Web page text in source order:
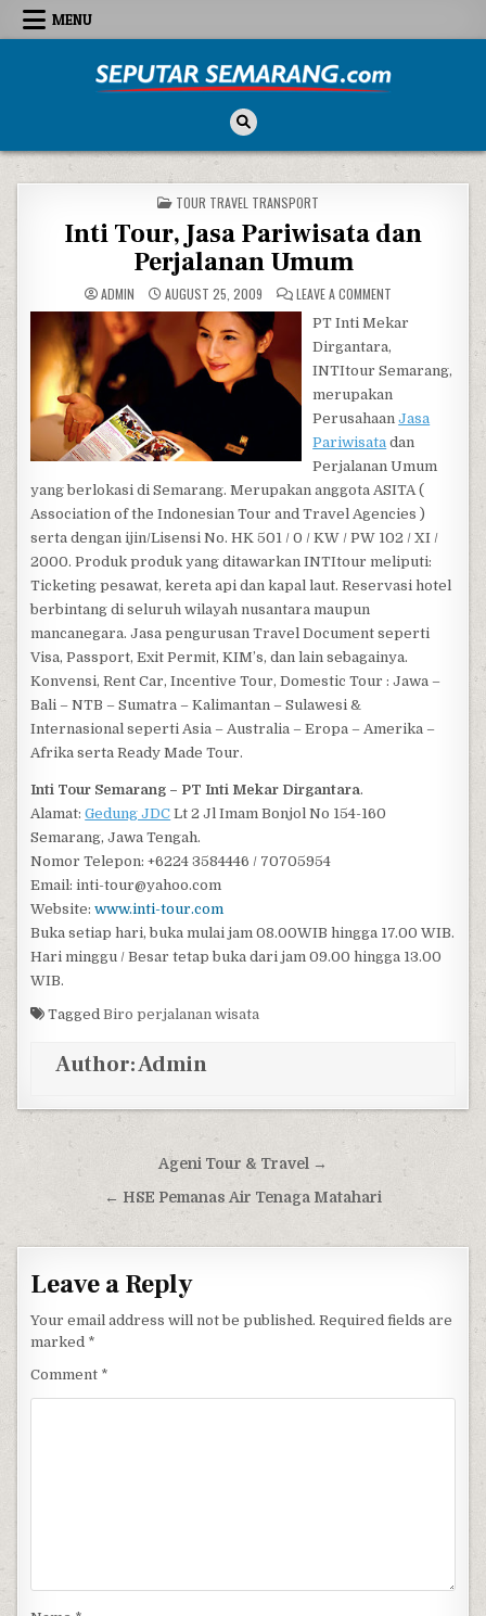
Skip to content
MENU
POSTED IN
TOUR TRAVEL TRANSPORT
Inti Tour, Jasa Pariwisata dan
Perjalanan Umum
ADMIN AUGUST 25, 2009 LEAVE A COMMENTON INTI TOUR,
PT Inti Mekar
Dirgantara,
INTItour Semarang,
merupakan
PerusahaanJasa
Pariwisata dan
Perjalanan Umum
yang berlokasi di Semarang. Merupakan anggota ASITA (
Association of the Indonesian Tour and Travel Agencies )
serta dengan ijin/Lisensi No. HK 501 / 0 / KW / PW 102 / XI /
2000. Produk produk yang ditawarkan INTItour meliputi:
Ticketing pesawat, kereta api dan kapal laut. Reservasi hotel
berbintang di seluruh wilayah nusantara maupun
mancanegara. Jasa pengurusan Travel Document seperti
Visa, Passport, Exit Permit, KIM’s, dan lain sebagainya.
Konvensi, Rent Car, Incentive Tour, Domestic Tour : Jawa –
Bali – NTB – Sumatra – Kalimantan – Sulawesi &
Internasional seperti Asia – Australia – Eropa – Amerika –
Afrika serta Ready Made Tour.
Inti Tour Semarang – PT Inti Mekar Dirgantara.
Alamat:Gedung JDC Lt 2 Jl Imam Bonjol No 154-160
Semarang, Jawa Tengah.
Nomor Telepon: +6224 3584446 / 70705954
Email: inti-tour@yahoo.com
Website:www.inti-tour.com
Buka setiap hari, buka mulai jam 08.00WIB hingga 17.00 WIB.
Hari minggu / Besar tetap buka dari jam 09.00 hingga 13.00
WIB.
TaggedBiro perjalanan wisata
Author:Admin
Post navigationAgeni Tour & Travel →
← HSE Pemanas Air Tenaga Matahari
Leave a Reply
Your email address will not be published. Required fields are
marked *
Comment *